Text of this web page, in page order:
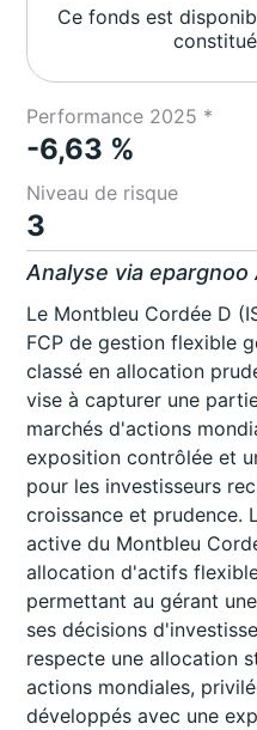
Ce fonds est
Performance 2025 *
-6,63 %
Niveau de risque
3
Analyse via epargnoo
Le Montbleu Cordée D
FCP de gestion flexible
classé en allocation
vise à capturer une
marchés d'actions
exposition contrôlée et
pour les investisseurs
croissance et prudence.
active du Montbleu
allocation d'actifs
permettant au gérant
ses décisions
respecte une allocation
actions mondiales,
développés avec une